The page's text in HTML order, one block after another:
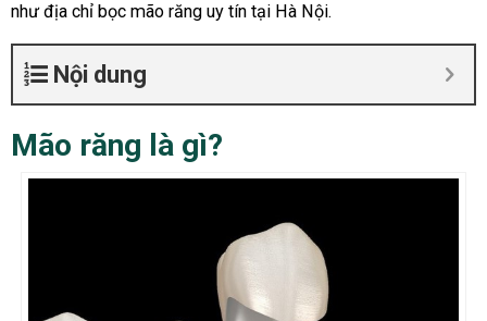
như địa chỉ bọc mão răng uy tín tại Hà Nội.
Nội dung
Mão răng là gì?